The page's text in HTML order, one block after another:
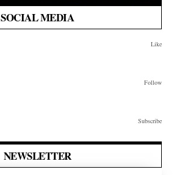
SOCIAL MEDIA
Like
Follow
Subscribe
NEWSLETTER